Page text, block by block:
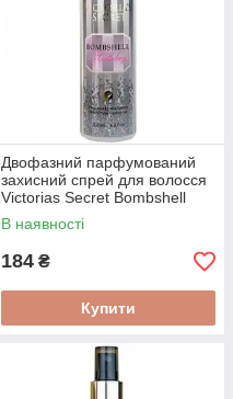
Двофазний парфумований
захисний спрей для волосся
Victorias Secret Bombshell
Holiday 200 мл
В наявності
184 ₴
Купити